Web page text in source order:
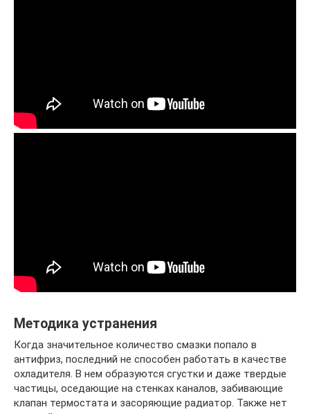
Методика устранения
Когда значительное количество смазки попало в
антифриз, последний не способен работать в качестве
охладителя. В нем образуются сгустки и даже твердые
частицы, оседающие на стенках каналов, забивающие
клапан термостата и засоряющие радиатор. Также нет